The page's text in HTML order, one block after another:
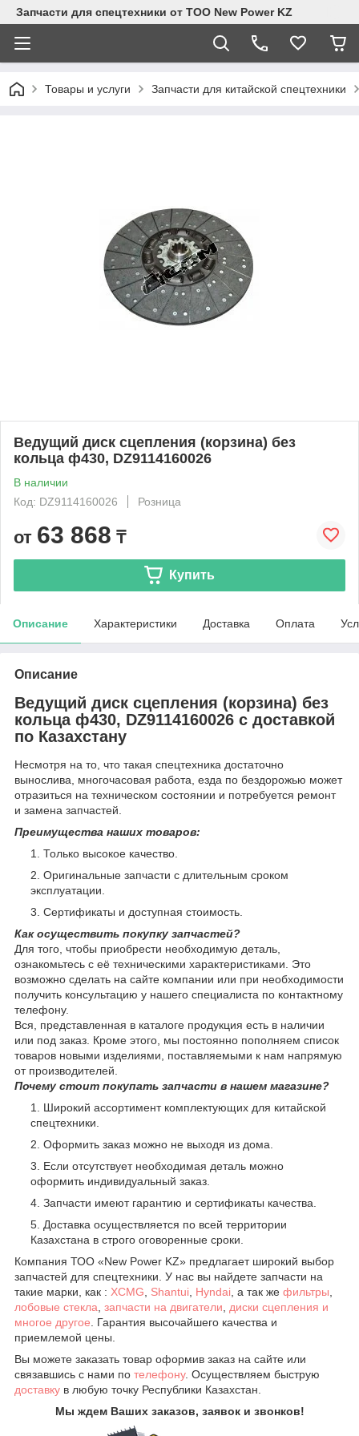
Запчасти для спецтехники от ТОО New Power KZ
Товары и услуги Запчасти для китайской спецтехники
Ведущий диск сцепления (корзина) без
кольца ф430, DZ9114160026
В наличии
Код: DZ9114160026
Розница
от 63 868 ₸
Купить
Описание Характеристики Доставка Оплата
Описание
Ведущий диск сцепления (корзина) без
кольца ф430, DZ9114160026 с доставкой
по Казахстану
Несмотря на то, что такая спецтехника достаточно
вынослива, многочасовая работа, езда по бездорожью может
отразиться на техническом состоянии и потребуется ремонт
и замена запчастей.
Преимущества наших товаров:
Только высокое качество.
Оригинальные запчасти с длительным сроком
эксплуатации.
Сертификаты и доступная стоимость.
Как осуществить покупку запчастей?
Для того, чтобы приобрести необходимую деталь,
ознакомьтесь с её техническими характеристиками. Это
возможно сделать на сайте компании или при необходимости
получить консультацию у нашего специалиста по контактному
телефону.
Вся, представленная в каталоге продукция есть в наличии
или под заказ. Кроме этого, мы постоянно пополняем список
товаров новыми изделиями, поставляемыми к нам напрямую
от производителей.
Почему стоит покупать запчасти в нашем магазине?
Широкий ассортимент комплектующих для китайской
спецтехники.
Оформить заказ можно не выходя из дома.
Если отсутствует необходимая деталь можно
оформить индивидуальный заказ.
Запчасти имеют гарантию и сертификаты качества.
Доставка осуществляется по всей территории
Казахстана в строго оговоренные сроки.
Компания ТОО «New Power KZ» предлагает широкий выбор
запчастей для спецтехники. У нас вы найдете запчасти на
такие марки, как : XCMG, Shantui, Hyndai, а так же фильтры,
лобовые стекла, запчасти на двигатели, диски сцепления и
многое другое. Гарантия высочайшего качества и
приемлемой цены.
Вы можете заказать товар оформив заказ на сайте или
связавшись с нами по телефону. Осуществляем быструю
доставку в любую точку Республики Казахстан.
Мы ждем Ваших заказов, заявок и звонков!